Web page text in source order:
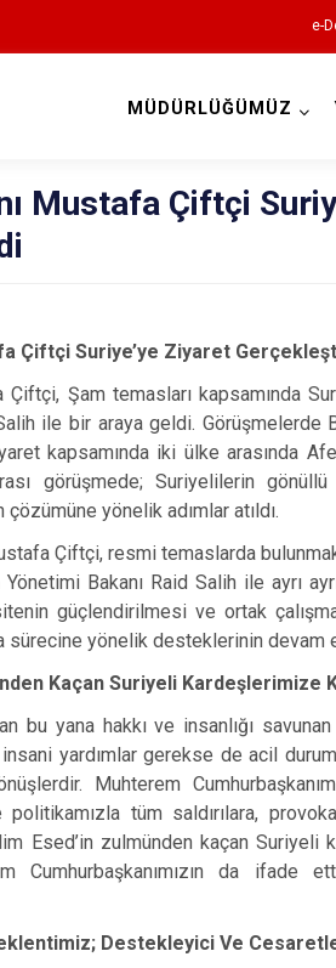
e-
MÜDÜRLÜĞÜMÜZ
Mustafa Çiftçi
Çiftçi Suriye’ye Ziyaret
Çiftçi, Şam temasları kapsamında
ile bir araya geldi. Görüşmelerde
kapsamında iki ülke arasında
görüşmede; Suriyelilerin
çözümüne yönelik adımlar atıldı.
Çiftçi, resmi temaslarda
Bakanı Raid Salih ile ayrı
güçlendirilmesi ve ortak
sürecine yönelik desteklerinin devam
Kaçan Suriyeli Kardeşlerimize
bu yana hakkı ve insanlığı
yardımlar gerekse de acil
Muhterem
politikamızla tüm saldırılara,
Esed’in zulmünden kaçan
Cumhurbaşkanımızın da
Destekleyici Ve